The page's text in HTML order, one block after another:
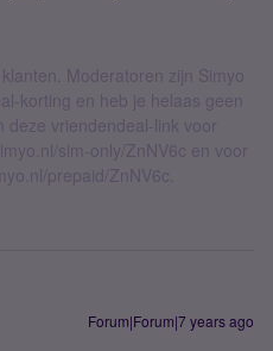
Moderatoren zijn Simyo
korting en heb je helaas geen
vriendendeal-link voor
sim-only/ZnNV6c en voor
prepaid/ZnNV6c.
Forum|Forum|7 years ago